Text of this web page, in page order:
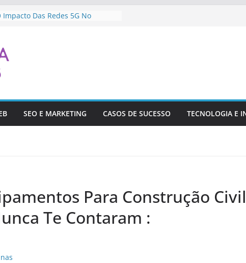
Impacto Das Redes 5G No
As Inovações Tecnológicas Futuras
De Inteligência
Para Análise De Dados
Importância Da Inovação
SEO E MARKETING CASOS DE SUCESSO TECNOLOGIA E
Para Construção
Te Contaram :